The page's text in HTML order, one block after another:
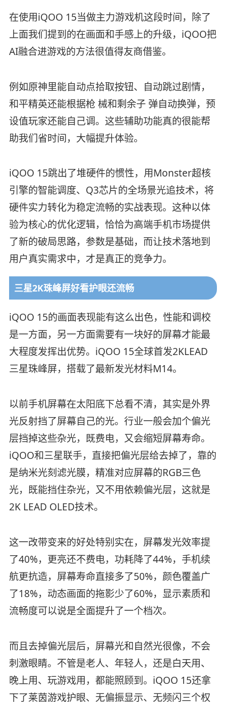
在使用iQOO 15当做主力游戏机这段时间，除了
上面我们提到的在画面和手感上的升级，iQOO把
AI融合进游戏的方法很值得友商借鉴。
例如原神里能自动点拾取按钮、自动跳过剧情，
和平精英还能根据枪 械和剩余子 弹自动换弹，预
设值玩家还能自己调。这些辅助功能真的很能帮
助我们省时间，大幅提升体验。
iQOO 15跳出了堆硬件的惯性，用Monster超核
引擎的智能调度、Q3芯片的全场景光追技术，将
硬件实力转化为稳定流畅的实战表现。这种以体
验为核心的优化逻辑，恰恰为高端手机市场提供
了新的破局思路，参数是基础，而让技术落地到
用户真实需求中，才是真正的竞争力。
三星2K珠峰屏好看护眼还流畅
iQOO 15的画面表现能有这么出色，性能和调校
是一方面，另一方面需要有一块好的屏幕才能最
大程度发挥出优势。iQOO 15全球首发2KLEAD
三星珠峰屏，搭载了最新发光材料M14。
以前手机屏幕在太阳底下总看不清，其实是外界
光反射挡了屏幕自己的光。行业一般会加个偏光
层挡掉这些杂光，既费电，又会缩短屏幕寿命。
iQOO和三星联手，直接把偏光层给去掉了，靠的
是纳米光刻滤光膜，精准对应屏幕的RGB三色
光，既能挡住杂光，又不用依赖偏光层，这就是
2K LEAD OLED技术。
这一改带变来的好处特别实在，屏幕发光效率提
了40%，更亮还不费电，功耗降了44%，手机续
航更抗造，屏幕寿命直接多了50%，颜色覆盖广
了18%，动态画面的拖影少了60%，显示素质和
流畅度可以说是全面提升了一个档次。
而且去掉偏光层后，屏幕光和自然光很像，不会
刺激眼睛。不管是老人、年轻人，还是白天用、
晚上用、玩游戏用，都能照顾到。iQOO 15还拿
下了莱茵游戏护眼、无偏振显示、无频闪三个权